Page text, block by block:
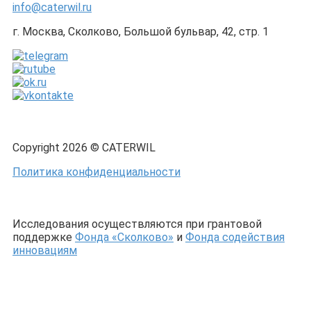
info@caterwil.ru
г. Москва, Сколково, Большой бульвар, 42, стр. 1
Copyright 2026 © CATERWIL
Политика конфиденциальности
Исследования осуществляются при грантовой
поддержке Фонда «Сколково» и Фонда содействия
инновациям